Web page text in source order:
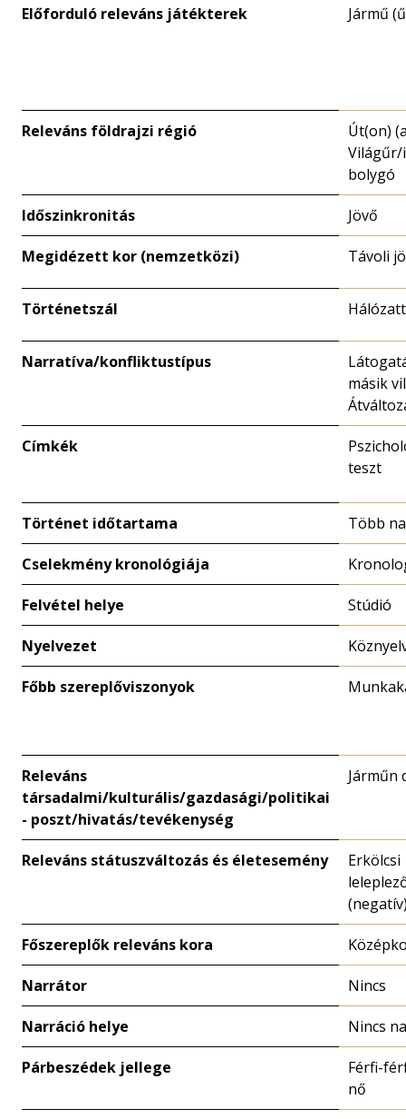
Előforduló releváns játékterek Jármű
Releváns földrajzi régió
Út(on)
Világűr/
bolygó
Időszinkronitás Jövő
Megidézett kor (nemzetközi) Távoli
Történetszál
Narratíva/konfliktustípus
másik
Címkék
teszt
Történet időtartama Több
Cselekmény kronológiája
Felvétel helye Stúdió
Nyelvezet
Főbb szereplőviszonyok
Releváns
társadalmi/kulturális/gazdasági/politikai
- poszt/hivatás/tevékenység
Járműn
Releváns státuszváltozás és életesemény
Erkölcsi
Főszereplők releváns kora
Narrátor Nincs
Narráció helye Nincs
Párbeszédek jellege
Férfi-
nő